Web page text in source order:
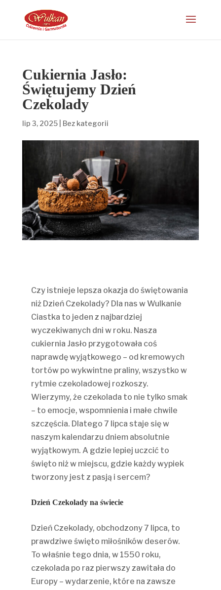
Cukiernia Jasło:
Świętujemy Dzień
Czekolady
lip 3, 2025| Bez kategorii
Czy istnieje lepsza okazja do świętowania
niż Dzień Czekolady? Dla nas w Wulkanie
Ciastka to jeden z najbardziej
wyczekiwanych dni w roku. Nasza
cukiernia Jasło przygotowała coś
naprawdę wyjątkowego – od kremowych
tortów po wykwintne praliny, wszystko w
rytmie czekoladowej rozkoszy.
Wierzymy, że czekolada to nie tylko smak
– to emocje, wspomnienia i małe chwile
szczęścia. Dlatego 7 lipca staje się w
naszym kalendarzu dniem absolutnie
wyjątkowym. A gdzie lepiej uczcić to
święto niż w miejscu, gdzie każdy wypiek
tworzony jest z pasją i sercem?
Dzień Czekolady na świecie
Dzień Czekolady, obchodzony 7 lipca, to
prawdziwe święto miłośników deserów.
To właśnie tego dnia, w 1550 roku,
czekolada po raz pierwszy zawitała do
Europy – wydarzenie, które na zawsze